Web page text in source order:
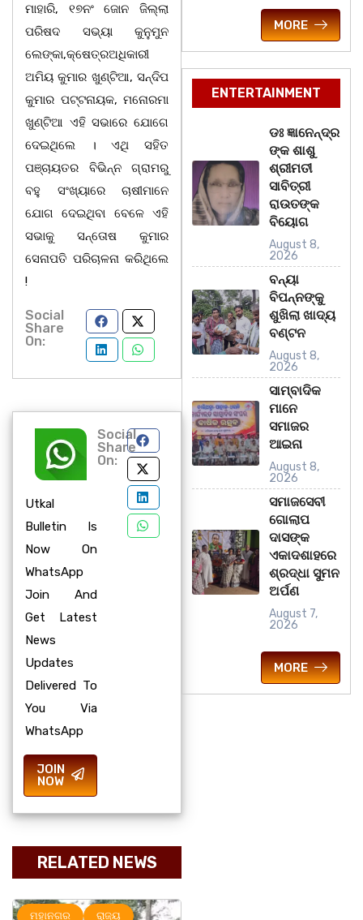
ମାହାରି, ୧୭ନଂ ଜୋନ ଜିଲ୍ଲା
ପରିଷଦ ସଭ୍ୟା କୁନୁମୁନ
ଲେଙ୍କା,କ୍ଷେତ୍ରଅଧିକାରୀ
ଅମିୟ କୁମାର ଖୁଣ୍ଟିଆ, ସନ୍ଦିପ
କୁମାର ପଟ୍ଟନାୟକ, ମନୋରମା
ଖୁଣ୍ଟିଆ ଏହି ସଭାରେ ଯୋଗେ
ଦେଇଥିଲେ । ଏଥି ସହିତ
ପଞ୍ଚାୟତର ବିଭିନ୍ନ ଗ୍ରାମରୁ
ବହୁ ସଂଖ୍ୟାରେ ଚାଷୀମାନେ
ଯୋଗ ଦେଇଥିବା ବେଳେ ଏହି
ସଭାକୁ ସନ୍ତୋଷ କୁମାର
ସେନାପତି ପରିଚାଳନା କରିଥିଲେ
!
Social
Share
On:
Utkal
Bulletin Is
Now On
WhatsApp
Join And
Get Latest
News
Updates
Delivered To
You Via
WhatsApp
JOIN
NOW
Social
Share
On:
RELATED NEWS
ମହାନଗର ରାଜ୍ୟ
MORE
ENTERTAINMENT
ଡଃ ଜ୍ଞାନେନ୍ଦ୍ର
ଙ୍କ ଶାଶୁ
ଶ୍ରୀମତୀ
ସାବିତ୍ରୀ
ରାଉତଙ୍କ
ବିୟୋଗ
August 8,
2026
ବନ୍ୟା
ବିପନ୍ନଙ୍କୁ
ଶୁଖିଲା ଖାଦ୍ୟ
ବଣ୍ଟନ
August 8,
2026
ସାମ୍ବାଦିକ
ମାନେ
ସମାଜର
ଆଇନା
August 8,
2026
ସମାଜସେବୀ
ଗୋଲାପ
ଦାସଙ୍କ
ଏକାଦଶାହରେ
ଶ୍ରଦ୍ଧା ସୁମନ
ଅର୍ପଣ
August 7,
2026
MORE